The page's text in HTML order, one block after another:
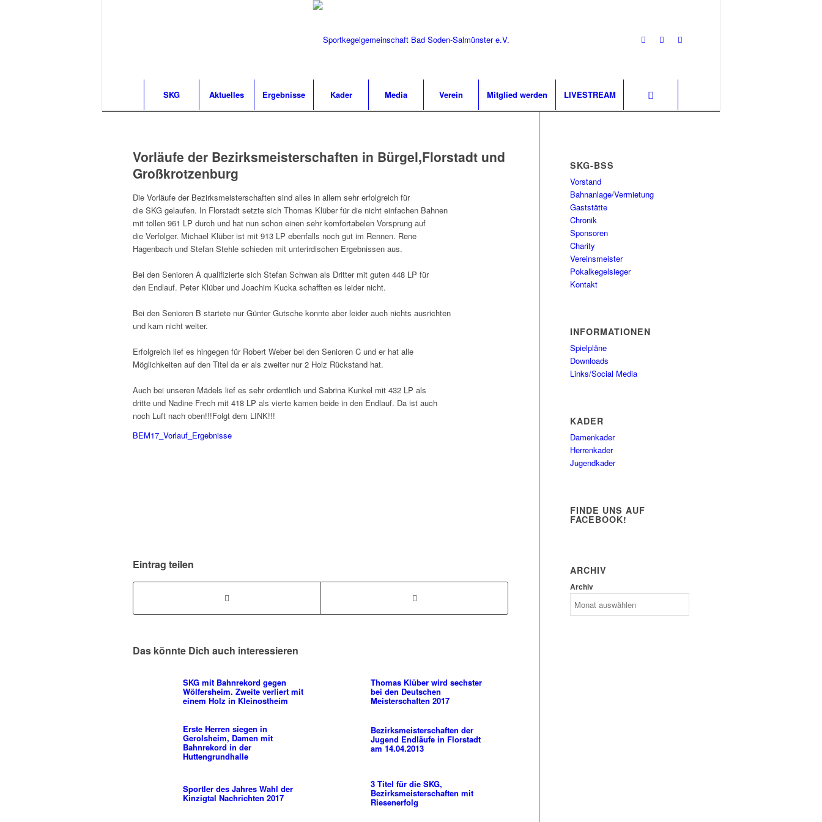
SKG Aktuelles Ergebnisse Kader Media Verein Mitglied werden LIVESTREAM
Vorläufe der Bezirksmeisterschaften in Bürgel,Florstadt und
Großkrotzenburg
Die Vorläufe der Bezirksmeisterschaften sind alles in allem sehr erfolgreich für
die SKG gelaufen. In Florstadt setzte sich Thomas Klüber für die nicht einfachen Bahnen
mit tollen 961 LP durch und hat nun schon einen sehr komfortabelen Vorsprung auf
die Verfolger. Michael Klüber ist mit 913 LP ebenfalls noch gut im Rennen. Rene
Hagenbach und Stefan Stehle schieden mit unterirdischen Ergebnissen aus.
Bei den Senioren A qualifizierte sich Stefan Schwan als Dritter mit guten 448 LP für
den Endlauf. Peter Klüber und Joachim Kucka schafften es leider nicht.
Bei den Senioren B startete nur Günter Gutsche konnte aber leider auch nichts ausrichten
und kam nicht weiter.
Erfolgreich lief es hingegen für Robert Weber bei den Senioren C und er hat alle
Möglichkeiten auf den Titel da er als zweiter nur 2 Holz Rückstand hat.
Auch bei unseren Mädels lief es sehr ordentlich und Sabrina Kunkel mit 432 LP als
dritte und Nadine Frech mit 418 LP als vierte kamen beide in den Endlauf. Da ist auch
noch Luft nach oben!!!Folgt dem LINK!!!
BEM17_Vorlauf_Ergebnisse
Eintrag teilen
Das könnte Dich auch interessieren
SKG mit Bahnrekord gegen
Wölfersheim. Zweite verliert mit
einem Holz in Kleinostheim
Thomas Klüber wird sechster
bei den Deutschen
Meisterschaften 2017
Erste Herren siegen in
Gerolsheim, Damen mit
Bahnrekord in der
Huttengrundhalle
Bezirksmeisterschaften der
Jugend Endläufe in Florstadt
am 14.04.2013
Sportler des Jahres Wahl der
Kinzigtal Nachrichten 2017
3 Titel für die SKG,
Bezirksmeisterschaften mit
Riesenerfolg
SKG-BSS
Vorstand
Bahnanlage/Vermietung
Gaststätte
Chronik
Sponsoren
Charity
Vereinsmeister
Pokalkegelsieger
Kontakt
INFORMATIONEN
Spielpläne
Downloads
Links/Social Media
KADER
Damenkader
Herrenkader
Jugendkader
FINDE UNS AUF
FACEBOOK!
ARCHIV
Archiv